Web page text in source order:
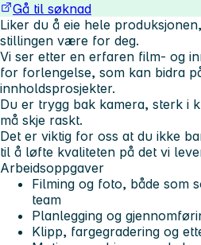
Gå til søknad
Liker du å eie hele
stillingen være for deg.
Vi ser etter en erfaren film- og
for forlengelse, som kan bidra
innholdsprosjekter.
Du er trygg bak kamera, sterk i
må skje raskt.
Det er viktig for oss at du ikke
til å løfte kvaliteten på det vi
Arbeidsoppgaver
Filming og foto, både som
team
Planlegging og
Klipp, fargegradering og